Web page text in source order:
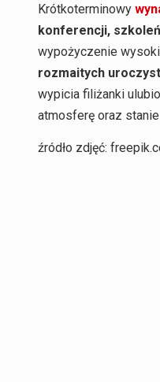
Krótkoterminowy
konferencji,
wypożyczenie
rozmaitych
wypicia filiżanki
atmosferę oraz
źródło zdjęć: